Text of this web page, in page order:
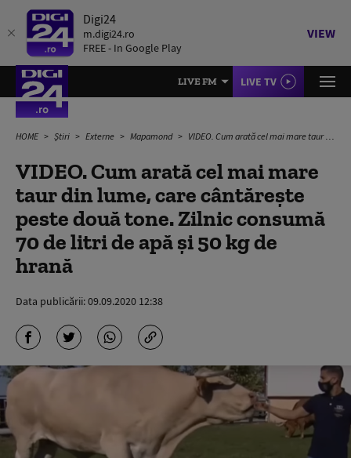
Digi24
m.digi24.ro
FREE - In Google Play
VIEW
LIVE FM LIVE TV
HOME Știri Externe Mapamond VIDEO. Cum arată cel mai mare taur din lume, care cântărește peste două tone. Zilnic consumă 70 de litri de apă și 50 kg de hrană
VIDEO. Cum arată cel mai mare
taur din lume, care cântărește
peste două tone. Zilnic consumă
70 de litri de apă și 50 kg de
hrană
Data publicării:09.09.2020 12:38